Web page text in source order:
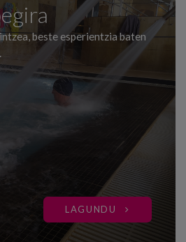
beste esperientzia baten
LAGUNDU